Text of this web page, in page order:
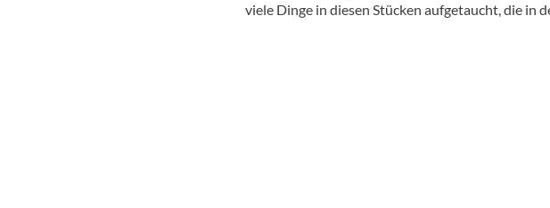
viele Dinge in diesen Stücken aufgetaucht, die in